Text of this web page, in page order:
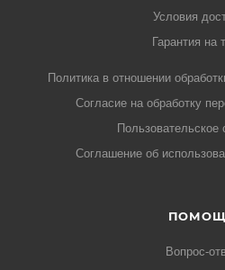
Условия
Гарантия на
Политика в отношении
Cогласие на обработку
Пользовательское
Cоглашение об
Вопрос-